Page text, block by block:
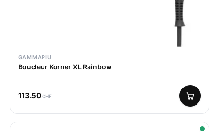
GAMMAPIU
Boucleur Korner XL Rainbow
113.50CHF